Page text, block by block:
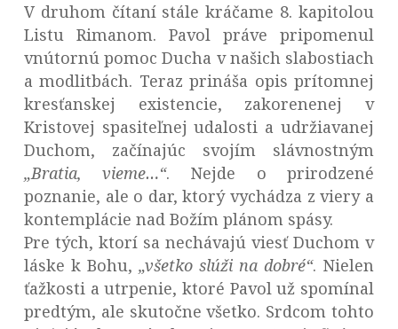
V druhom čítaní stále kráčame 8. kapitolou
Listu Rimanom. Pavol práve pripomenul
vnútornú pomoc Ducha v našich slabostiach
a modlitbách. Teraz prináša opis prítomnej
kresťanskej existencie, zakorenenej v
Kristovej spasiteľnej udalosti a udržiavanej
Duchom, začínajúc svojím slávnostným
„Bratia, vieme…“. Nejde o prirodzené
poznanie, ale o dar, ktorý vychádza z viery a
kontemplácie nad Božím plánom spásy.
Pre tých, ktorí sa nechávajú viesť Duchom v
láske k Bohu, „všetko slúži na dobré“. Nielen
ťažkosti a utrpenie, ktoré Pavol už spomínal
predtým, ale skutočne všetko. Srdcom tohto